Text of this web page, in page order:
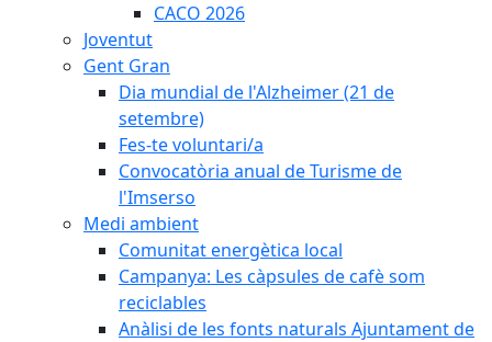
CACO 2026
Joventut
Gent Gran
Dia mundial de l'Alzheimer (21 de
setembre)
Fes-te voluntari/a
Convocatòria anual de Turisme de
l'Imserso
Medi ambient
Comunitat energètica local
Campanya: Les càpsules de cafè som
reciclables
Anàlisi de les fonts naturals Ajuntament de